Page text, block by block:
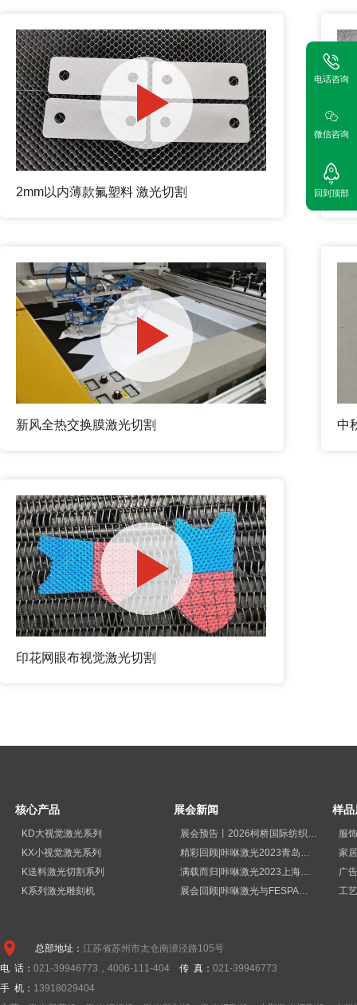
2mm以内薄款氟塑料 激光切割
新风全热交换膜激光切割 中
印花网眼布视觉激光切割
核心产品
KD大视觉激光系列
KX小视觉激光系列
K送料激光切割系列
K系列激光雕刻机
展会新闻
展会预告丨2026柯桥国际纺织品印花工业展览会
精彩回顾|咔咻激光2023青岛国际纺织品印花工业展览会再次出圈
满载而归|咔咻激光2023上海广印展精彩回顾！
展会回顾|咔咻激光与FESPA德国展直击现场
样品
服
家
广
工
总部地址： 江苏省苏州市太仓南漳泾路105号
电 话： 021-39946773，4006-111-404 传 真： 021-39946773
手 机： 13918029404
电话咨询
微信咨询
回到顶部